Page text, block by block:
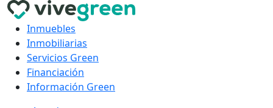
Inmuebles
Inmobiliarias
Servicios Green
Financiación
Información Green